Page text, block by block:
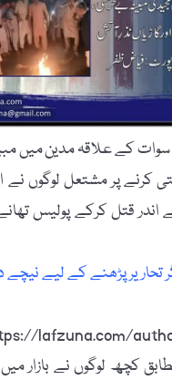
کے علاقہ مدین میں
کرنے پر مشتعل لوگوں
قتل کرکے پولیس تھانے
تحاریر پڑھنے کے لیے
lafzuna.com/
کچھ لوگوں نے بازار